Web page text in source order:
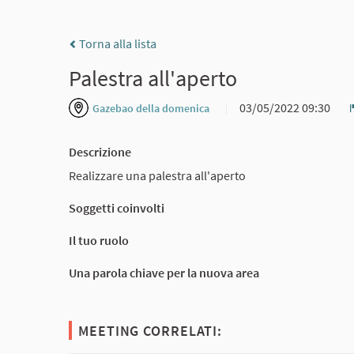
Torna alla lista
Palestra all'aperto
Gazebao della domenica
03/05/2022 09:30
Descrizione
Realizzare una palestra all'aperto
Soggetti coinvolti
Il tuo ruolo
Una parola chiave per la nuova area
MEETING CORRELATI: